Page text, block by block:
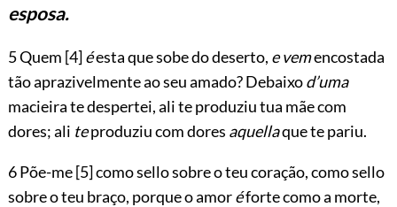
esposa.
5 Quem [4]éesta que sobe do deserto, e vemencostada
tão aprazivelmente ao seu amado? Debaixod’uma
macieira te despertei, ali te produziu tua mãe com
dores; ali teproduziu com dores aquellaque te pariu.
6 Põe-me[5]como sello sobre o teu coração, como sello
sobre o teu braço, porque o amoréforte como a morte,